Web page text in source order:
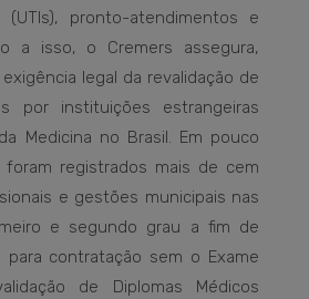
(UTIs), pronto-atendimentos e
a isso, o Cremers assegura,
legal da revalidação de
por instituições estrangeiras
Medicina no Brasil. Em pouco
registrados mais de cem
e gestões municipais nas
e segundo grau a fim de
para contratação sem o Exame
de Diplomas Médicos